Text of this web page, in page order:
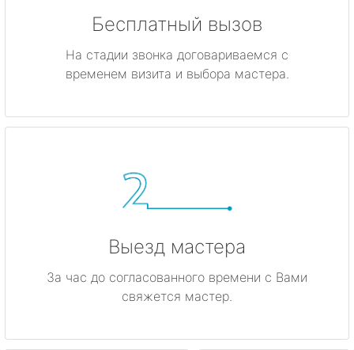
Бесплатный вызов
На стадии звонка договариваемся с
временем визита и выбора мастера.
Выезд мастера
За час до согласованного времени с Вами
свяжется мастер.